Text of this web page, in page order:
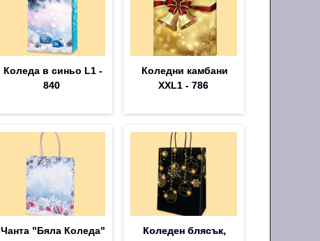
Коледа в синьо L1 -
840
Коледни камбани
XXL1 - 786
Чанта "Бяла Коледа"
Коледен блясък,